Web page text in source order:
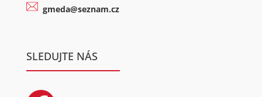
gmeda@seznam.cz
SLEDUJTE NÁS